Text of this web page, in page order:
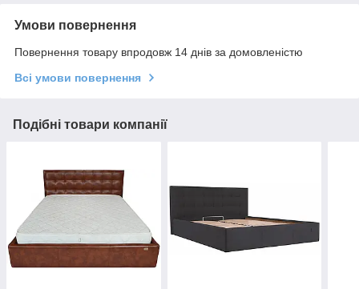
Умови повернення
Повернення товару впродовж 14 днів за домовленістю
Всі умови повернення
Подібні товари компанії